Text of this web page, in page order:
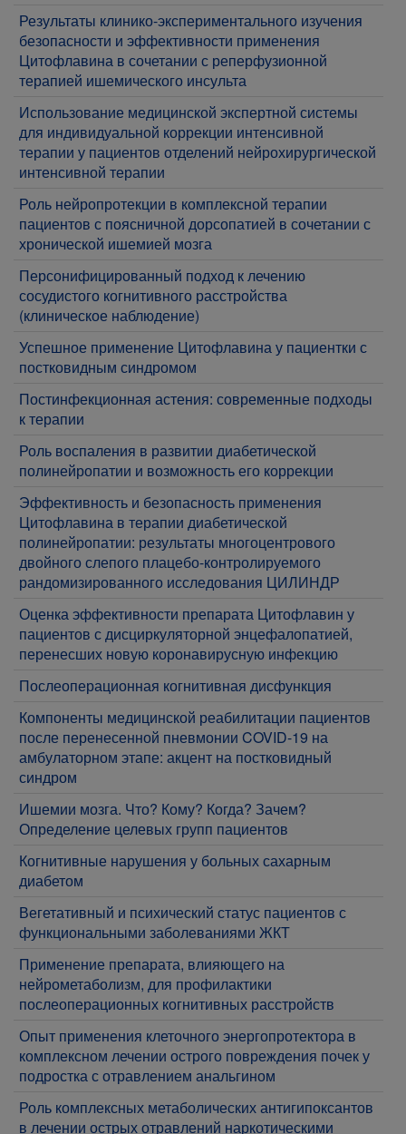
Результаты клинико-экспериментального изучения
безопасности и эффективности применения
Цитофлавина в сочетании с реперфузионной
терапией ишемического инсульта
Использование медицинской экспертной системы
для индивидуальной коррекции интенсивной
терапии у пациентов отделений нейрохирургической
интенсивной терапии
Роль нейропротекции в комплексной терапии
пациентов с поясничной дорсопатией в сочетании с
хронической ишемией мозга
Персонифицированный подход к лечению
сосудистого когнитивного расстройства
(клиническое наблюдение)
​Успешное применение Цитофлавина у пациентки с
постковидным синдромом
Постинфекционная астения: современные подходы
к терапии
​Роль воспаления в развитии диабетической
полинейропатии и возможность его коррекции
​Эффективность и безопасность применения
Цитофлавина в терапии диабетической
полинейропатии: результаты многоцентрового
двойного слепого плацебо-контролируемого
рандомизированного исследования ЦИЛИНДР
​Оценка эффективности препарата Цитофлавин у
пациентов с дисциркуляторной энцефалопатией,
перенесших новую коронавирусную инфекцию
​Послеоперационная когнитивная дисфункция
Компоненты медицинской реабилитации пациентов
после перенесенной пневмонии COVID-19 на
амбулаторном этапе: акцент на постковидный
синдром
​Ишемии мозга. Что? Кому? Когда? Зачем?
Определение целевых групп пациентов
​Когнитивные нарушения у больных сахарным
диабетом
​Вегетативный и психический статус пациентов с
функциональными заболеваниями ЖКТ
​Применение препарата, влияющего на
нейрометаболизм, для профилактики
послеоперационных когнитивных расстройств
Опыт применения клеточного энергопротектора в
комплексном лечении острого повреждения почек у
подростка с отравлением анальгином
Роль комплексных метаболических антигипоксантов
в лечении острых отравлений наркотическими